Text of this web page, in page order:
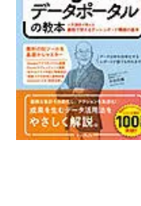
7月31日 10:00